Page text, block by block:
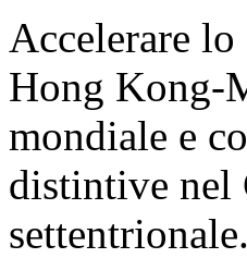
Accelerare
Hong Kong-
mondiale e
distintive nel
settentrionale.